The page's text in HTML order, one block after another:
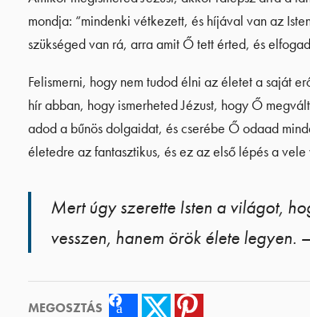
mondja: “mindenki vétkezett, és híjával van az
szükséged van rá, arra amit Ő tett érted, és
Felismerni, hogy nem tudod élni az életet a saját
hír abban, hogy ismerheted Jézust, hogy Ő
adod a bűnös dolgaidat, és cserébe Ő odaad
életedre az fantasztikus, és ez az első lépés a
Mert úgy szerette Isten a világot,
vesszen, hanem örök élete
MEGOSZTÁS FacebookTwitter